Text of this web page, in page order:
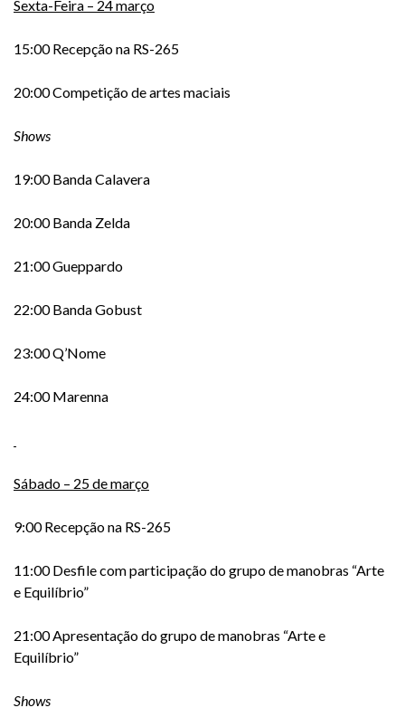
Sexta-Feira – 24 março
15:00 Recepção na RS-265
20:00 Competição de artes maciais
Shows
19:00 Banda Calavera
20:00 Banda Zelda
21:00 Gueppardo
22:00 Banda Gobust
23:00 Q’Nome
24:00 Marenna
Sábado – 25 de março
9:00 Recepção na RS-265
11:00 Desfile com participação do grupo de manobras “Arte
e Equilíbrio”
21:00 Apresentação do grupo de manobras “Arte e
Equilíbrio”
Shows